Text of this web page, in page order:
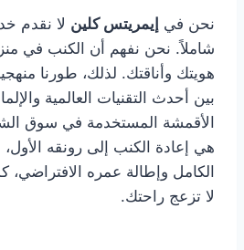
نحن في إيمريتس كلين لا نقدم
شاملاً. نحن نفهم أن الكنب في
هويتك وأناقتك. لذلك، طورنا
بين أحدث التقنيات العالمية
الأقمشة المستخدمة في سوق
هي إعادة الكنب إلى رونقه
الكامل وإطالة عمره
لا تزعج راحتك.